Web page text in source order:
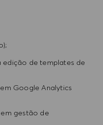
edição de templates de
Google Analytics
gestão de